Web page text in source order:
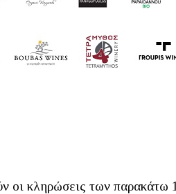
οι κληρώσεις των παρακάτω